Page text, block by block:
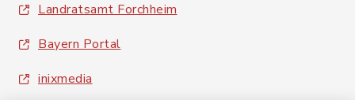
Landratsamt Forchheim
Bayern Portal
inixmedia